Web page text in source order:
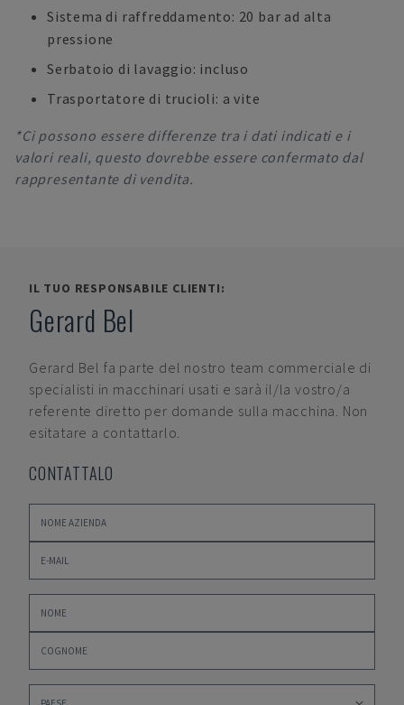
Sistema di raffreddamento: 20 bar ad alta
pressione
Serbatoio di lavaggio: incluso
Trasportatore di trucioli: a vite
*Ci possono essere differenze tra i dati indicati e i
valori reali, questo dovrebbe essere confermato dal
rappresentante di vendita.
IL TUO RESPONSABILE CLIENTI:
Gerard Bel
Gerard Bel fa parte del nostro team commerciale di
specialisti in macchinari usati e sarà il/la vostro/a
referente diretto per domande sulla macchina. Non
esitatare a contattarlo.
CONTATTALO